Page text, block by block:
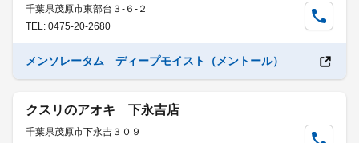
千葉県茂原市東部台３-６-２
TEL: 0475-20-2680
メンソレータム ディープモイスト（メントール）
クスリのアオキ 下永吉店
千葉県茂原市下永吉３０９